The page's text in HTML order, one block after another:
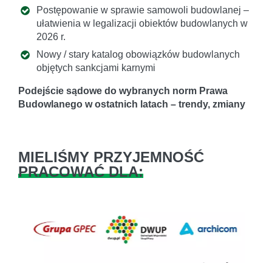
Postępowanie w sprawie samowoli budowlanej –
ułatwienia w legalizacji obiektów budowlanych w
2026 r.
Nowy / stary katalog obowiązków budowlanych
objętych sankcjami karnymi
Podejście sądowe do wybranych norm Prawa
Budowlanego w ostatnich latach – trendy, zmiany
MIELIŚMY PRZYJEMNOŚĆ
PRACOWAĆ DLA: